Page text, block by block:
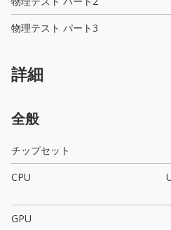
物理テスト パート3
詳細
全般
チップセット
CPU
GPU